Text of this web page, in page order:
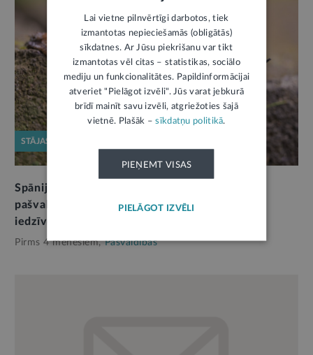
STĀJAS SPĒKĀ
Spānijas kailgliemeža izplatības ierobežošanai
pašvaldības varēs noteikt pienākumus arī
iedzīvotājiem
Pirms 4 mēnešiem, Pašvaldības
Lai vietne pilnvērtīgi darbotos, tiek
izmantotas nepieciešamās (obligātās)
sīkdatnes. Ar Jūsu piekrišanu var tikt
izmantotas vēl citas – statistikas, sociālo
mediju un funkcionalitātes. Papildinformācijai
atveriet "Pielāgot izvēli". Jūs varat jebkurā
brīdī mainīt savu izvēli, atgriežoties šajā
vietnē. Plašāk –sīkdatņu politikā.
PIEŅEMT VISAS
PIELĀGOT IZVĒLI